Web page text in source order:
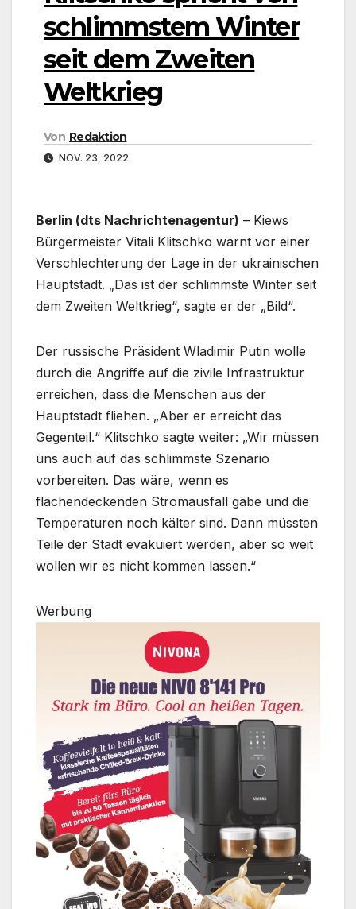
schlimmstem Winter
seit dem Zweiten
Weltkrieg
Von Redaktion
NOV. 23, 2022
Berlin (dts Nachrichtenagentur) – Kiews
Bürgermeister Vitali Klitschko warnt vor einer
Verschlechterung der Lage in der ukrainischen
Hauptstadt. „Das ist der schlimmste Winter seit
dem Zweiten Weltkrieg“, sagte er der „Bild“.
Der russische Präsident Wladimir Putin wolle
durch die Angriffe auf die zivile Infrastruktur
erreichen, dass die Menschen aus der
Hauptstadt fliehen. „Aber er erreicht das
Gegenteil.“ Klitschko sagte weiter: „Wir müssen
uns auch auf das schlimmste Szenario
vorbereiten. Das wäre, wenn es
flächendeckenden Stromausfall gäbe und die
Temperaturen noch kälter sind. Dann müssten
Teile der Stadt evakuiert werden, aber so weit
wollen wir es nicht kommen lassen.“
Werbung